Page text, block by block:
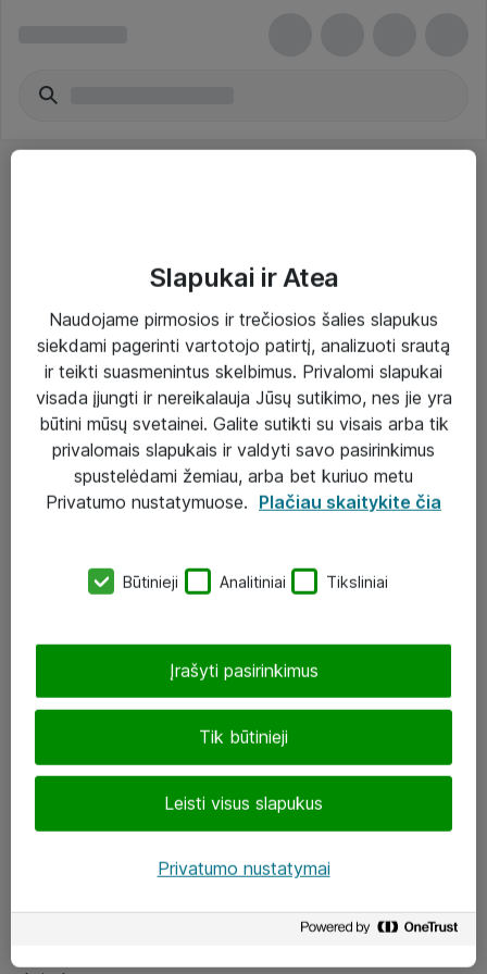
Paslaugos
Sprendimai
Įgyvendinti projektai
Atea ekspertų patarimai verslui
eShop@atea.lt
LinkedIn
Slapukai ir Atea
Naudojame pirmosios ir trečiosios šalies slapukus
siekdami pagerinti vartotojo patirtį, analizuoti srautą
ir teikti suasmenintus skelbimus. Privalomi slapukai
visada įjungti ir nereikalauja Jūsų sutikimo, nes jie yra
būtini mūsų svetainei. Galite sutikti su visais arba tik
privalomais slapukais ir valdyti savo pasirinkimus
spustelėdami žemiau, arba bet kuriuo metu
Privatumo nustatymuose. Plačiau skaitykite čia
Būtinieji Analitiniai Tiksliniai
Tik būtinieji
Leisti visus slapukus
Įrašyti pasirinkimus
Privatumo nustatymai